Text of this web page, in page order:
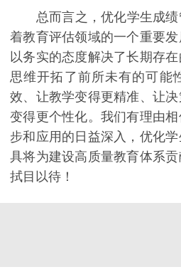
总而言之，优化学生成绩
着教育评估领域的一个重要
以务实的态度解决了长期存
思维开拓了前所未有的可能
效、让教学变得更精准、让
变得更个性化。我们有理由
步和应用的日益深入，优化
具将为建设高质量教育体系
拭目以待！